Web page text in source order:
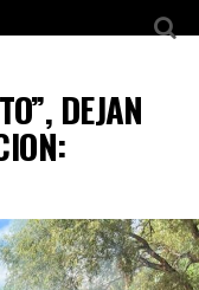
DEJAN